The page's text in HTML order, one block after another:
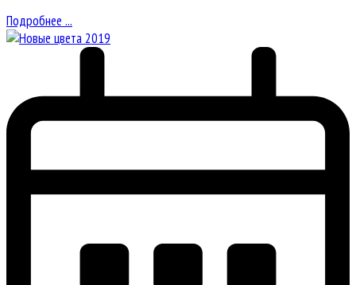
Подробнее ...